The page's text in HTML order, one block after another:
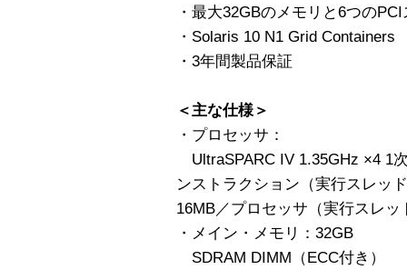
・最大32GBのメモリと6つの
・Solaris 10 N1 Grid Containers
・3年間製品保証
＜主な仕様＞
・プロセッサ：
UltraSPARC IV 1.35GHz ×4 1
ンストラクション（実行スレッ
16MB／プロセッサ（実行スレッ
・メイン・メモリ：32GB
SDRAM DIMM（ECC付き）